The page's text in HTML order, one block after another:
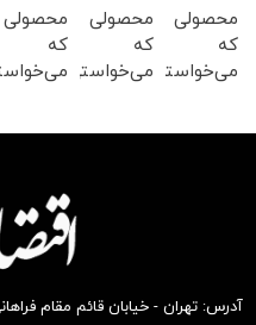
محصولی
که
می‌خواستی
محصولی
که
می‌خواستی
محصولی
که
بخر !
آدرس: تهران - خیابان قائم مقام